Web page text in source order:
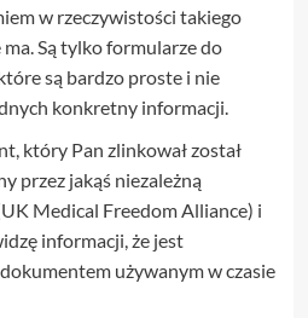
w rzeczywistości takiego
Są tylko formularze do
są bardzo proste i nie
konkretny informacji.
który Pan zlinkował został
przez jakąś niezależną
Medical Freedom Alliance) i
informacji, że jest
używanym w czasie